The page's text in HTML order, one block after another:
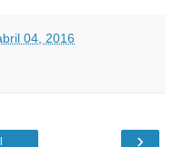
04, 2016
›